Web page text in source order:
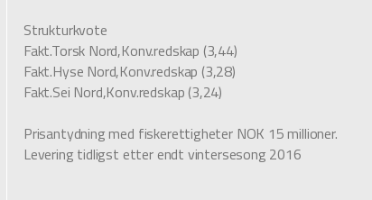
Strukturkvote
Fakt.Torsk Nord,Konv.redskap (3,44)
Fakt.Hyse Nord,Konv.redskap (3,28)
Fakt.Sei Nord,Konv.redskap (3,24)
Prisantydning med fiskerettigheter NOK 15 millioner.
Levering tidligst etter endt vintersesong 2016